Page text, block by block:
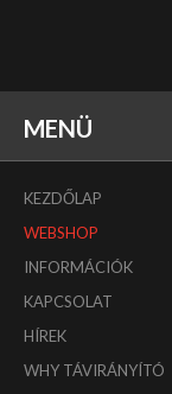
MENÜ
KEZDŐLAP
WEBSHOP
INFORMÁCIÓK
KAPCSOLAT
HÍREK
WHY TÁVIRÁNYÍTÓ